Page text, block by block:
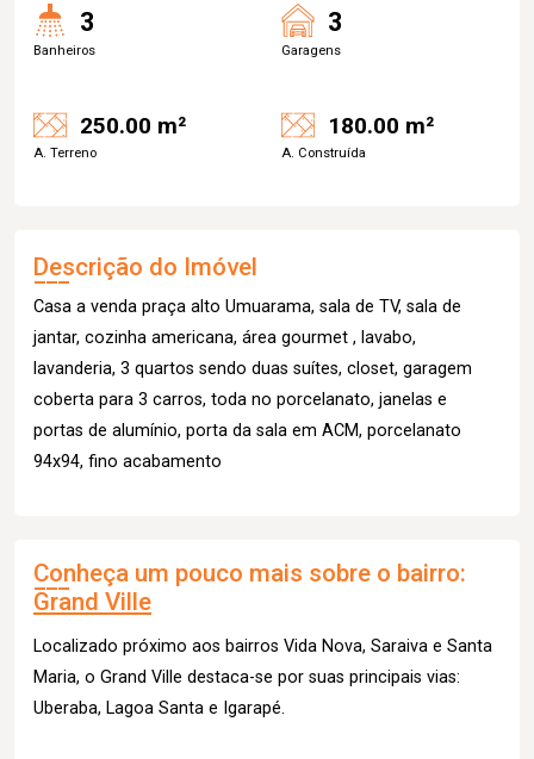
3
Banheiros
3
Garagens
250.00 m²
A. Terreno
180.00 m²
A. Construída
Descrição do Imóvel
Casa a venda praça alto Umuarama, sala de TV, sala de
jantar, cozinha americana, área gourmet , lavabo,
lavanderia, 3 quartos sendo duas suítes, closet, garagem
coberta para 3 carros, toda no porcelanato, janelas e
portas de alumínio, porta da sala em ACM, porcelanato
94x94, fino acabamento
Conheça um pouco mais sobre o bairro:
Grand Ville
Localizado próximo aos bairros Vida Nova, Saraiva e Santa
Maria, o Grand Ville destaca-se por suas principais vias:
Uberaba, Lagoa Santa e Igarapé.